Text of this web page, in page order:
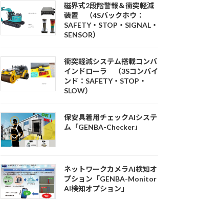
磁界式2段階警報＆衝突軽減
装置 （4Sバックホウ：
SAFETY・STOP・SIGNAL・
SENSOR）
衝突軽減システム搭載コンバ
インドローラ （3Sコンバイ
ンド：SAFETY・STOP・
SLOW）
保安具着用チェックAIシステ
ム「GENBA-Checker」
ネットワークカメラAI検知オ
プション「GENBA-Monitor
AI検知オプション」